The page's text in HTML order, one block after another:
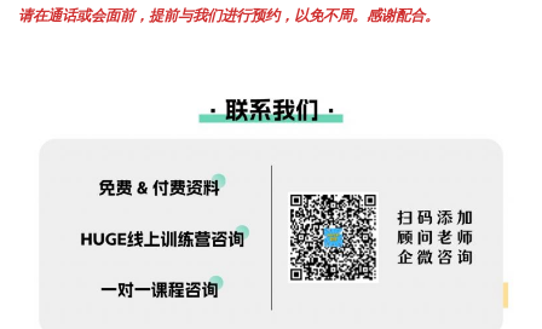
请在通话或会面前，提前与我们进行预约，以免不周。感谢配合。